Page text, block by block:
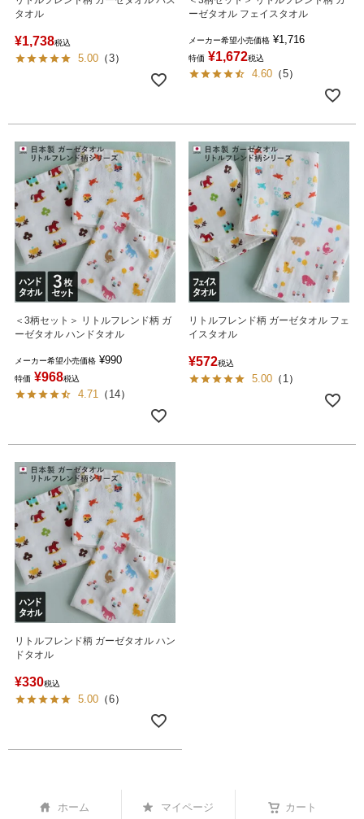
タオル
¥1,738税込
5.00 （3）
ーゼタオル フェイスタオル
メーカー希望小売価格 ¥1,716
特価 ¥1,672税込
4.60 （5）
＜3柄セット＞ リトルフレンド柄 ガ
ーゼタオル ハンドタオル
メーカー希望小売価格 ¥990
特価 ¥968税込
4.71 （ 14）
リトルフレンド柄 ガーゼタオル フェ
イスタオル
¥572税込
5.00 （ 1）
リトルフレンド柄 ガーゼタオル ハン
ドタオル
¥330税込
5.00 （6）
ホーム マイページ カート